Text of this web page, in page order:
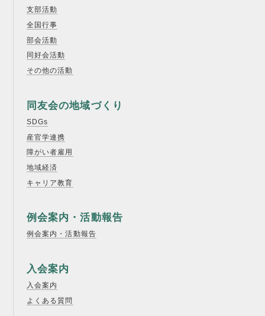
支部活動
全国行事
部会活動
同好会活動
その他の活動
同友会の地域づくり
SDGs
産官学連携
障がい者雇用
地域経済
キャリア教育
例会案内・活動報告
例会案内・活動報告
入会案内
入会案内
よくある質問